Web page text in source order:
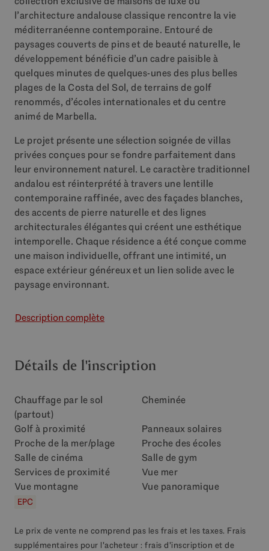
l’architecture andalouse classique rencontre la vie
méditerranéenne contemporaine. Entouré de
paysages couverts de pins et de beauté naturelle, le
développement bénéficie d’un cadre paisible à
quelques minutes de quelques-unes des plus belles
plages de la Costa del Sol, de terrains de golf
renommés, d’écoles internationales et du centre
animé de Marbella.
Le projet présente une sélection soignée de villas
privées conçues pour se fondre parfaitement dans
leur environnement naturel. Le caractère traditionnel
andalou est réinterprété à travers une lentille
contemporaine raffinée, avec des façades blanches,
des accents de pierre naturelle et des lignes
architecturales élégantes qui créent une esthétique
intemporelle. Chaque résidence a été conçue comme
une maison individuelle, offrant une intimité, un
espace extérieur généreux et un lien solide avec le
paysage environnant.
Description complète
Détails de l'inscription
Chauffage par le sol
(partout)
Cheminée
Golf à proximité
Panneaux solaires
Proche de la mer/plage
Proche des écoles
Salle de cinéma
Salle de gym
Services de proximité
Vue mer
Vue montagne
Vue panoramique
EPC
Le prix de vente ne comprend pas les frais et les taxes. Frais
supplémentaires pour l'acheteur : frais d'inscription et de